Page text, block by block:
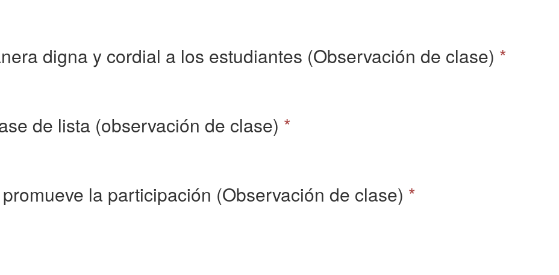
digna y cordial a los estudiantes (Observación de clase) *
de lista (observación de clase) *
la participación (Observación de clase) *